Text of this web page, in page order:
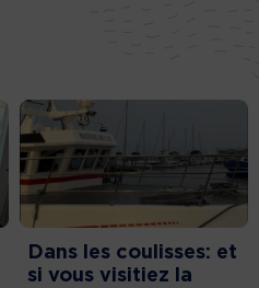
Dans les coulisses: et
si vous visitiez la